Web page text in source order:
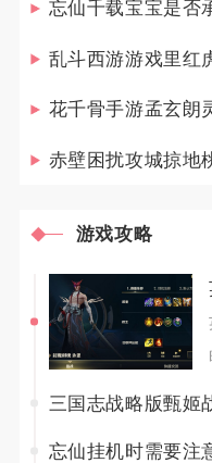
忘仙千载宝宝是否
乱斗西游游戏里红
赤壁困扰攻城掠地
游戏攻略
三国志战略版甄姬
忘仙挂机时需要注